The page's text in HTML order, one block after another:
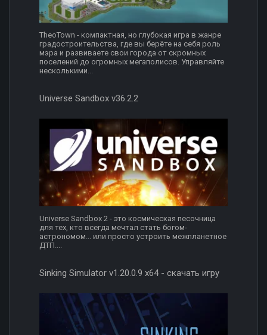
TheoTown - компактная, но глубокая игра в жанре
градостроительства, где вы берёте на себя роль
мэра и развиваете свои города от скромных
поселений до огромных мегаполисов. Управляйте
несколькими...
Universe Sandbox v36.2.2
Universe Sandbox 2 - это космическая песочница
для тех, кто всегда мечтал стать богом-
астрономом... или просто устроить межпланетное
ДТП....
Sinking Simulator v1.20.0.9 x64 - скачать игру